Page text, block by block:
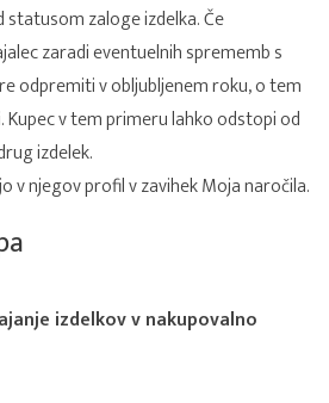
zaloge izdelka. Če
zaradi eventuelnih sprememb s
odpremiti v obljubljenem roku, o tem
v tem primeru lahko odstopi od
izdelek.
v njegov profil v zavihek Moja naročila.
izdelkov v nakupovalno